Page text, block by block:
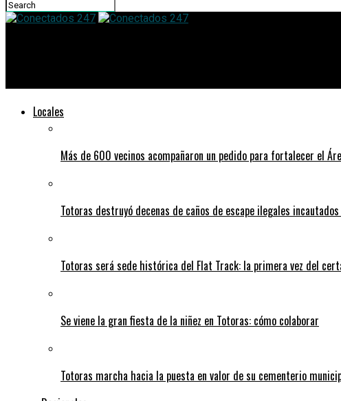
Locales
Más de 600 vecinos acompañaron un pedido para fortalecer el
Totoras destruyó decenas de caños de escape ilegales
Totoras será sede histórica del Flat Track: la primera vez del
Se viene la gran fiesta de la niñez en Totoras: cómo colaborar
Totoras marcha hacia la puesta en valor de su cementerio